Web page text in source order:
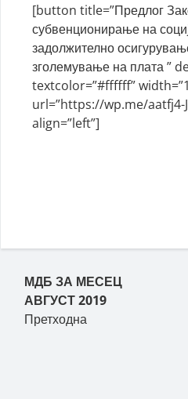
[button title=”Предлог
субвенционирање на
задолжително
зголемување на плата ”
textcolor=”#ffffff”
url=”https://wp.me/aatfj4-
align=”left”]
МДБ ЗА МЕСЕЦ
АВГУСТ 2019
Претходна